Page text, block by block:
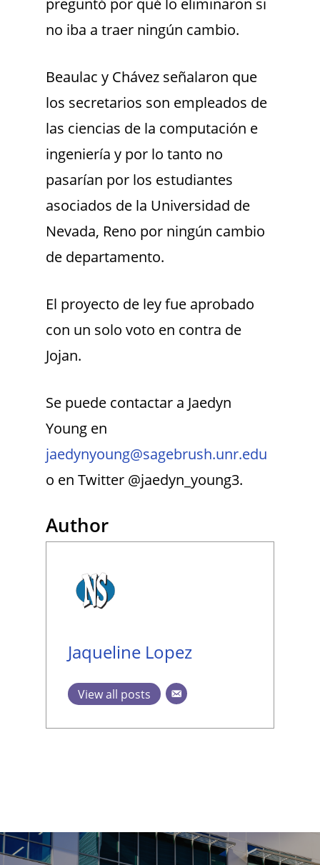
no iba a traer ningún cambio.
Beaulac y Chávez señalaron que
los secretarios son empleados de
las ciencias de la computación e
ingeniería y por lo tanto no
pasarían por los estudiantes
asociados de la Universidad de
Nevada, Reno por ningún cambio
de departamento.
El proyecto de ley fue aprobado
con un solo voto en contra de
Jojan.
Se puede contactar a Jaedyn
Young en
jaedynyoung@sagebrush.unr.edu
o en Twitter @jaedyn_young3.
Author
Jaqueline Lopez
View all posts